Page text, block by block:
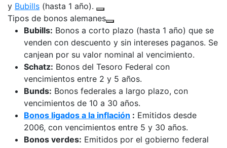
y Bubills (hasta 1 año).
Tipos de bonos alemanes
Bubills: Bonos a corto plazo (hasta 1 año) que se
venden con descuento y sin intereses paganos. Se
canjean por su valor nominal al vencimiento.
Schatz: Bonos del Tesoro Federal con
vencimientos entre 2 y 5 años.
Bunds: Bonos federales a largo plazo, con
vencimientos de 10 a 30 años.
Bonos ligados a la inflación : Emitidos desde
2006, con vencimientos entre 5 y 30 años.
Bonos verdes: Emitidos por el gobierno federal